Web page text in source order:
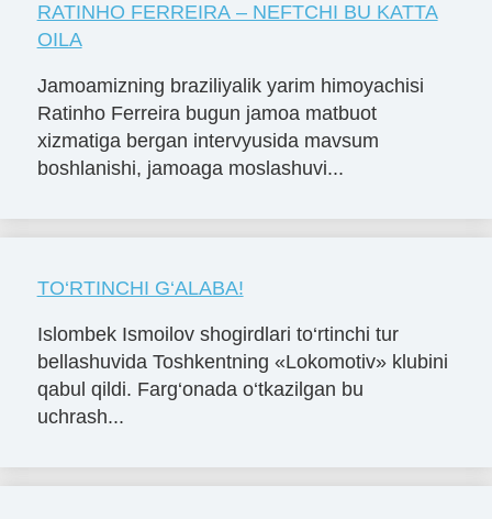
RATINHO FERREIRA – NEFTCHI BU KATTA
OILA
Jamoamizning braziliyalik yarim himoyachisi
Ratinho Ferreira bugun jamoa matbuot
xizmatiga bergan intervyusida mavsum
boshlanishi, jamoaga moslashuvi...
TO‘RTINCHI G‘ALABA!
Islombek Ismoilov shogirdlari to‘rtinchi tur
bellashuvida Toshkentning «Lokomotiv» klubini
qabul qildi. Farg‘onada o‘tkazilgan bu
uchrash...